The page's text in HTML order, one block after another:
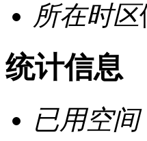
所在时区
统计信息
已用空间